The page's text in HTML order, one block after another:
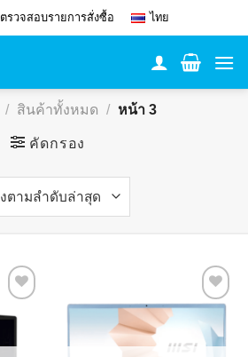
ตรวจสอบรายการสั่งซื้อ ไทย
/ สินค้าทั้งหมด / หน้า 3
คัดกรอง
Add to